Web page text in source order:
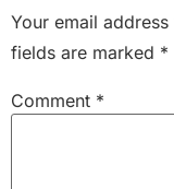
Your email
fields are marked *
Comment *